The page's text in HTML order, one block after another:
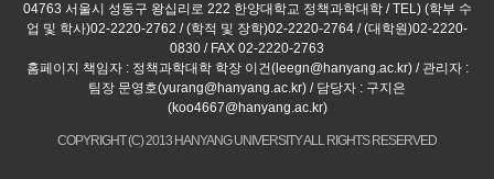
04763 서울시 성동구 왕십리로 222 한양대학교 정책과학대학 / TEL) (학부 수
업 및 학사)02-2220-2762 / (학적 및 장학)02-2220-2764 / (대학원)02-2220-
0830 / FAX 02-2220-2763
홈페이지 책임자 : 정책과학대학 학장 이건(leegn@hanyang.ac.kr) / 관리자 :
팀장 문영호(yurang@hanyang.ac.kr) / 담당자 : 구지은
(koo4667@hanyang.ac.kr)
COPYRIGHT (C) 2013 HANYANG UNIVERSITY ALL RIGHTS RESERVED